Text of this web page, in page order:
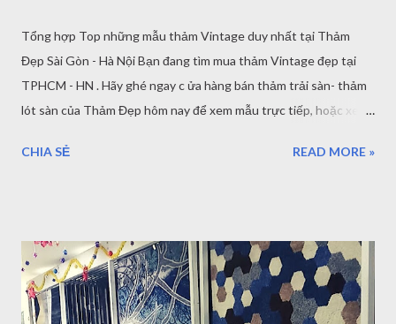
Tổng hợp Top những mẫu thảm Vintage duy nhất tại Thảm
Đẹp Sài Gòn - Hà Nội Bạn đang tìm mua thảm Vintage đẹp tại
TPHCM - HN . Hãy ghé ngay c ửa hàng bán thảm trải sàn- thảm
lót sàn của Thảm Đẹp hôm nay để xem mẫu trực tiếp, hoặc xem
Vintage nhập khẩu Thổ Nhĩ Kỳ Dưới đây là tổng hợp hơn 20
phong cách Vintage là phong cách mang xu hướng kỷ niệm xưa
cũ, ký ức thời gian đã qua. Với sự đơn giản khi phối màu sắc.
Nhưng lại cực kỳ đẹp bởi những đồ cổ, những gì tự nhiên của
CHIA SẺ READ MORE »